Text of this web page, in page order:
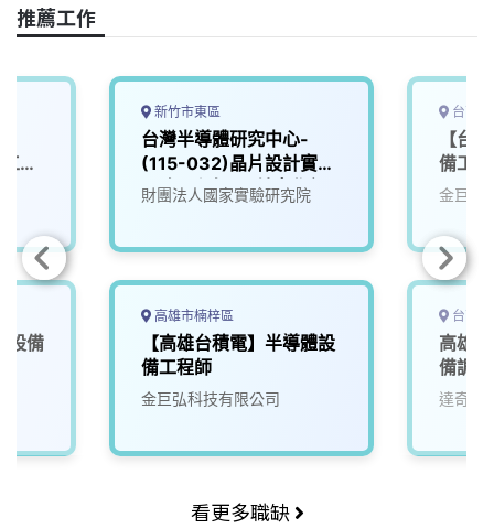
o
k
n
k
推薦工作
程
設備
新竹市東區
台灣半導體研究中心-
(115-032)晶片設計實作
服務工程師_晶片實作組
財團法人國家實驗研究院
高雄市楠梓區
【高雄台積電】半導體設
備工程師
金巨弘科技有限公司
台南
【台
備工
金巨弘
台南
高雄
備調
達奇國
看更多職缺